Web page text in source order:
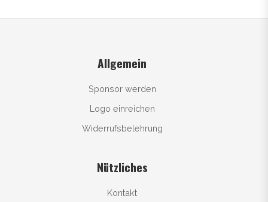
Allgemein
Sponsor werden
Logo einreichen
Widerrufsbelehrung
Nützliches
Kontakt